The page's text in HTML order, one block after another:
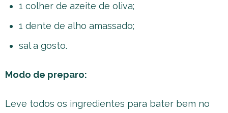
1 colher de azeite de oliva;
1 dente de alho amassado;
sal a gosto.
Modo de preparo:
Leve todos os ingredientes para bater bem no